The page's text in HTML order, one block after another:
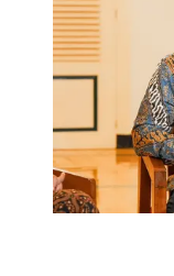
Menteri Ekraf
narasumber
Nusantara
Pakualaman,
Komunikasi